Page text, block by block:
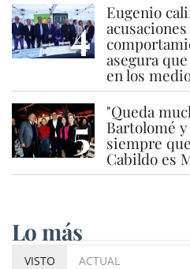
4 Eugenio
asegura
en los
5 "Queda
Bartolomé
siempre
Cabildo es
Lo más
VISTO ACTUAL